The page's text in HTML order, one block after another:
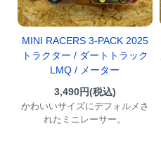
MINI RACERS 3-PACK 2025
トラクター / ダートトラック
LMQ / メーター
3,490円(税込)
かわいいサイズにデフォルメさ
れたミニレーサー。